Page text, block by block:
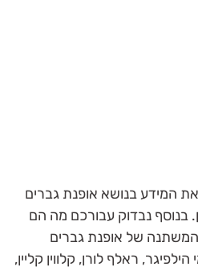
המידע בנושא אופנת גברים
בנוסף נבדוק עבורכם מה הם
המשתנה של אופנת גברים
הילפיגר, ראלף לורן, קלווין קליין,